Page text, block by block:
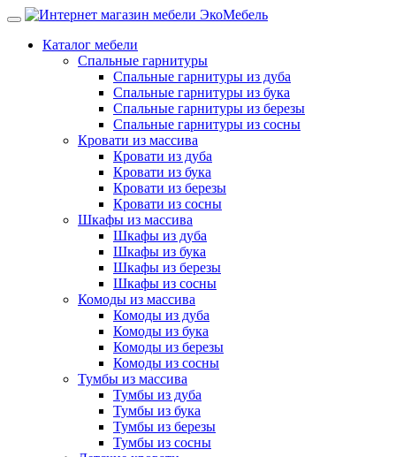
Каталог мебели
Спальные гарнитуры
Спальные гарнитуры из дуба
Спальные гарнитуры из бука
Спальные гарнитуры из березы
Спальные гарнитуры из сосны
Кровати из массива
Кровати из дуба
Кровати из бука
Кровати из березы
Кровати из сосны
Шкафы из массива
Шкафы из дуба
Шкафы из бука
Шкафы из березы
Шкафы из сосны
Комоды из массива
Комоды из дуба
Комоды из бука
Комоды из березы
Комоды из сосны
Тумбы из массива
Тумбы из дуба
Тумбы из бука
Тумбы из березы
Тумбы из сосны